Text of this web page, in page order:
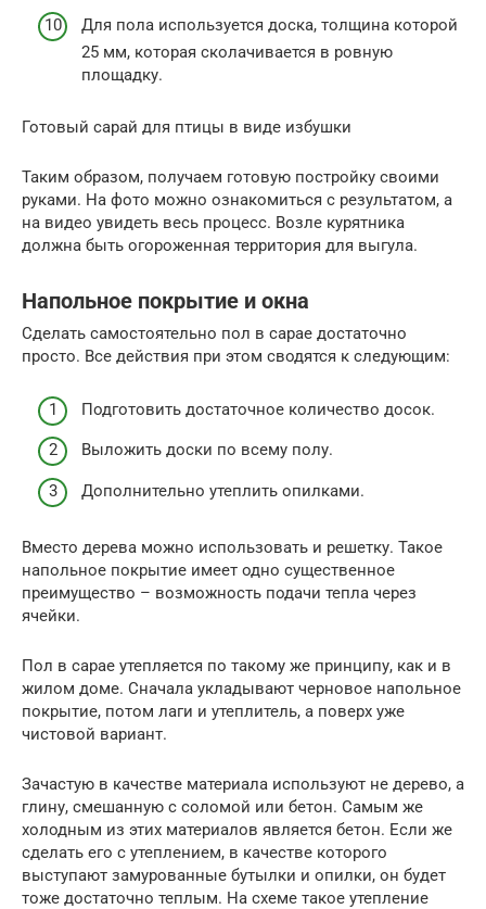
Для пола используется доска, толщина которой
25 мм, которая сколачивается в ровную
площадку.
Готовый сарай для птицы в виде избушки
Таким образом, получаем готовую постройку своими
руками. На фото можно ознакомиться с результатом, а
на видео увидеть весь процесс. Возле курятника
должна быть огороженная территория для выгула.
Напольное покрытие и окна
Сделать самостоятельно пол в сарае достаточно
просто. Все действия при этом сводятся к следующим:
Подготовить достаточное количество досок.
Выложить доски по всему полу.
Дополнительно утеплить опилками.
Вместо дерева можно использовать и решетку. Такое
напольное покрытие имеет одно существенное
преимущество – возможность подачи тепла через
ячейки.
Пол в сарае утепляется по такому же принципу, как и в
жилом доме. Сначала укладывают черновое напольное
покрытие, потом лаги и утеплитель, а поверх уже
чистовой вариант.
Зачастую в качестве материала используют не дерево, а
глину, смешанную с соломой или бетон. Самым же
холодным из этих материалов является бетон. Если же
сделать его с утеплением, в качестве которого
выступают замурованные бутылки и опилки, он будет
тоже достаточно теплым. На схеме такое утепление